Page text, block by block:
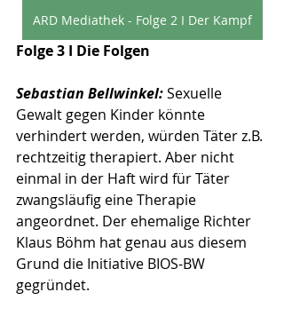
ARD Mediathek - Folge 2 I Der Kampf
Folge 3 I Die Folgen
Sebastian Bellwinkel: Sexuelle
Gewalt gegen Kinder könnte
verhindert werden, würden Täter z.B.
rechtzeitig therapiert. Aber nicht
einmal in der Haft wird für Täter
zwangsläufig eine Therapie
angeordnet. Der ehemalige Richter
Klaus Böhm hat genau aus diesem
Grund die Initiative BIOS-BW
gegründet.